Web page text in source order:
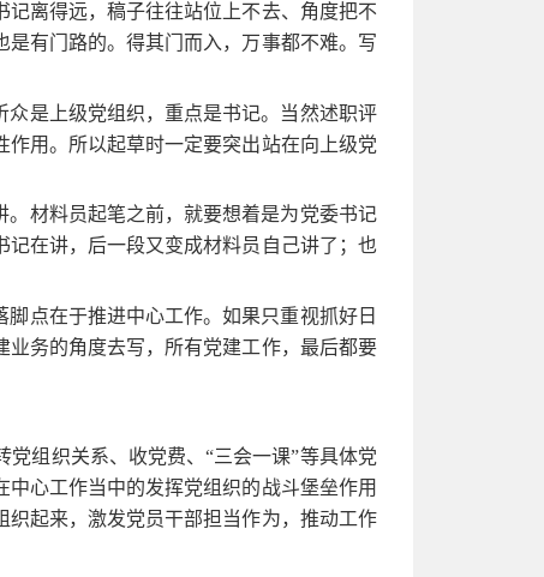
离得远，稿子往往站位上不去、角度把不
有门路的。得其门而入，万事都不难。写
是上级党组织，重点是书记。当然述职评
用。所以起草时一定要突出站在向上级党
材料员起笔之前，就要想着是为党委书记
在讲，后一段又变成材料员自己讲了；也
点在于推进中心工作。如果只重视抓好日
务的角度去写，所有党建工作，最后都要
组织关系、收党费、“三会一课”等具体党
心工作当中的发挥党组织的战斗堡垒作用
起来，激发党员干部担当作为，推动工作